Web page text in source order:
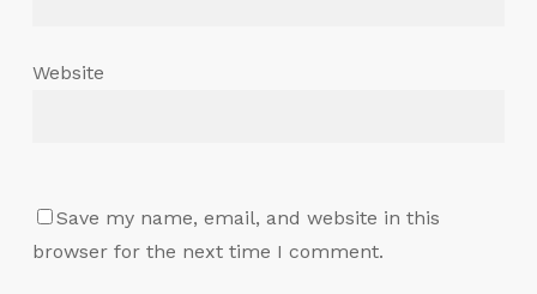
Website
Save my name, email, and website in this
browser for the next time I comment.